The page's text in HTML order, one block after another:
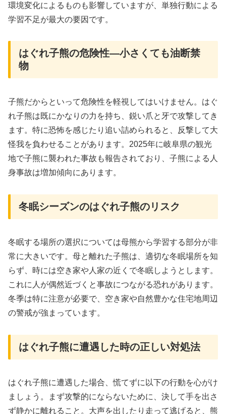
環境変化によるものも影響していますが、単独行動による
学習不足が最大の要因です。
はぐれ子熊の危険性―小さくても油断禁
物
子熊だからといって危険性を軽視してはいけません。はぐ
れ子熊は既にかなりの力を持ち、鋭い爪と牙で攻撃してき
ます。特に恐怖を感じたり追い詰められると、反撃して大
怪我を負わせることがあります。2025年に岐阜県の観光
地で子熊に襲われた事故も報告されており、子熊による人
身事故は増加傾向にあります。
冬眠シーズンのはぐれ子熊のリスク
冬眠する場所の選択については母熊から学習する部分が非
常に大きいです。母と離れた子熊は、適切な冬眠場所を知
らず、時には空き家や人家の近くで冬眠しようとします。
これに人が偶然近づくと事故につながる恐れがあります。
冬季は特に注意が必要で、空き家や自然豊かな住宅地周辺
の警戒が強まっています。
はぐれ子熊に遭遇した時の正しい対処法
はぐれ子熊に遭遇した場合、慌てずに以下の行動を心がけ
ましょう。まず攻撃的にならないために、決して手を出さ
ず静かに離れること。大声を出したり走って逃げると、熊